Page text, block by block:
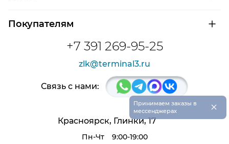
+7 391 269-95-25
zlk@terminal3.ru
Сертификаты на продукцию
Покупателям
Доставка и оплата
Расшифровка маркировки подшипников
Связь с нами:
Красноярск, Глинки, 17
Пн-Чт 9:00-19:00
Принимаем заказы в
мессенджерах
×